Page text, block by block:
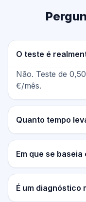
O teste é
Não. Teste de
€/mês.
Quanto tempo
Em que se
É um diagnóstico